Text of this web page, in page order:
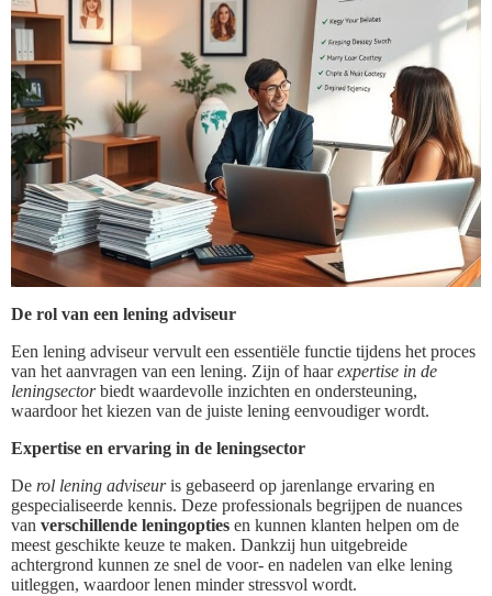
De rol van een lening adviseur
Een lening adviseur vervult een essentiële functie tijdens het proces
van het aanvragen van een lening. Zijn of haarexpertise in de
leningsectorbiedt waardevolle inzichten en ondersteuning,
waardoor het kiezen van de juiste lening eenvoudiger wordt.
Expertise en ervaring in de leningsector
De rol lening adviseuris gebaseerd op jarenlange ervaring en
gespecialiseerde kennis. Deze professionals begrijpen de nuances
van verschillende leningopties en kunnen klanten helpen om de
meest geschikte keuze te maken. Dankzij hun uitgebreide
achtergrond kunnen ze snel de voor- en nadelen van elke lening
uitleggen, waardoor lenen minder stressvol wordt.